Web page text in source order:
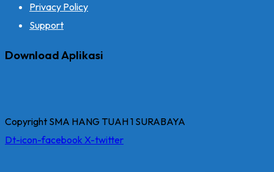
Privacy Policy
Support
Download Aplikasi
Copyright SMA HANG TUAH 1 SURABAYA
Dt-icon-facebook X-twitter